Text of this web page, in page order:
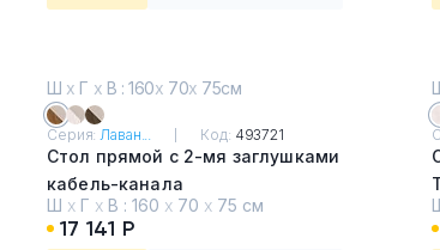
Ш х Г х В : 160х 70х 75см
Серия:Лаван... Код: 493721
Стол прямой с 2-мя заглушками
кабель-канала
Таксония медовая и бежевый
песок
Ш х Г х В : 160 х 70 х 75 см
17 141 Р